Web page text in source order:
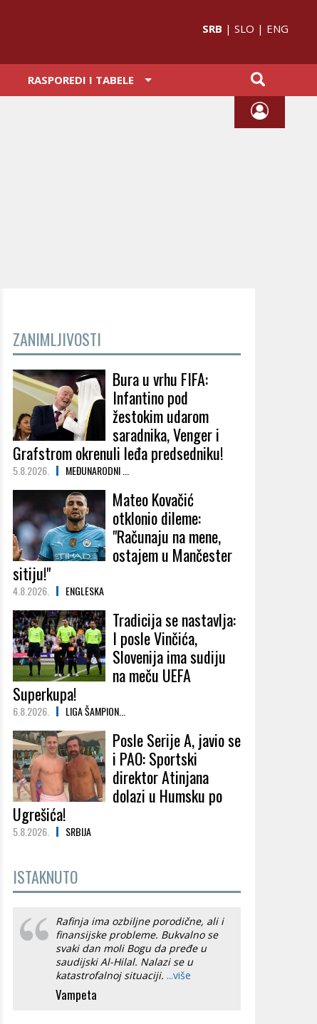
SRB | SLO | ENG
RASPOREDI I TABELE
ZANIMLJIVOSTI
Bura u vrhu FIFA:
Infantino pod
žestokim udarom
saradnika, Venger i
Grafstrom okrenuli leđa predsedniku!
5.8.2026. MEĐUNARODNI ...
Mateo Kovačić
otklonio dileme:
"Računaju na mene,
ostajem u Mančester
sitiju!"
4.8.2026. ENGLESKA
Tradicija se nastavlja:
I posle Vinčića,
Slovenija ima sudiju
na meču UEFA
Superkupa!
6.8.2026. LIGA ŠAMPION...
Posle Serije A, javio se
i PAO: Sportski
direktor Atinjana
dolazi u Humsku po
Ugrešića!
5.8.2026. SRBIJA
ISTAKNUTO
Rafinja ima ozbiljne porodične, ali i
finansijske probleme. Bukvalno se
svaki dan moli Bogu da pređe u
saudijski Al-Hilal. Nalazi se u
katastrofalnoj situaciji. ...više
Vampeta